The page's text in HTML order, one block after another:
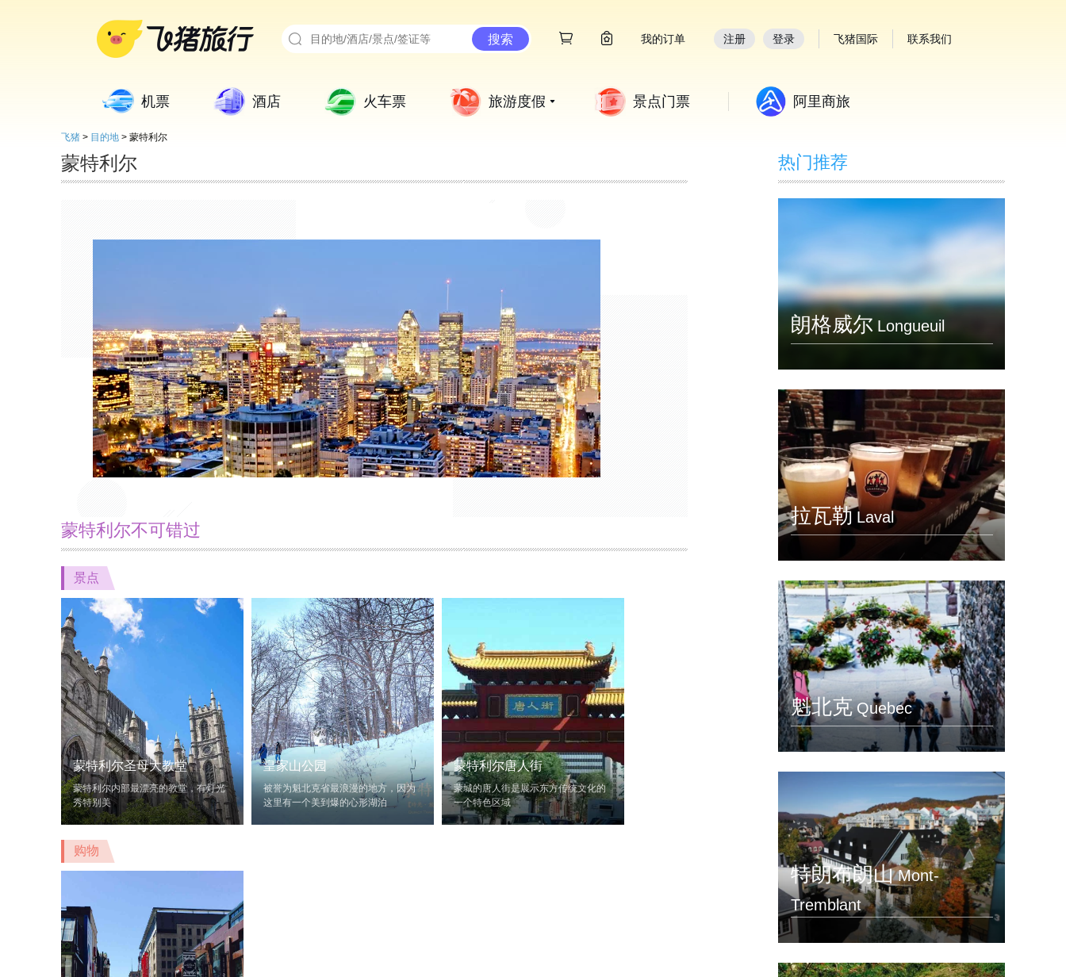
搜索 我的订单 注册 登录 飞猪国际 联系我们
机票 酒店 火车票 旅游度假 景点门票 阿里商旅
飞猪 > 目的地 > 蒙特利尔
蒙特利尔
蒙特利尔不可错过
景点
蒙特利尔圣母大教堂
蒙特利尔内部最漂亮的教堂，有灯光
秀特别美
皇家山公园
被誉为魁北克省最浪漫的地方，因为
这里有一个美到爆的心形湖泊
蒙特利尔唐人街
蒙城的唐人街是展示东方传统文化的
一个特色区域
购物
热门推荐
朗格威尔 Longueuil
拉瓦勒 Laval
魁北克 Quebec
特朗布朗山 Mont-
Tremblant